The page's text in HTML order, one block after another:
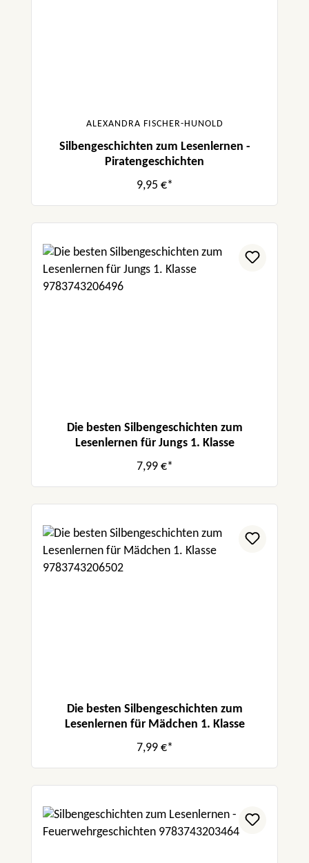
ALEXANDRA FISCHER-HUNOLD
Silbengeschichten zum Lesenlernen -
Piratengeschichten
9,95 €*
Die besten Silbengeschichten zum
Lesenlernen für Jungs 1. Klasse
7,99 €*
Die besten Silbengeschichten zum
Lesenlernen für Mädchen 1. Klasse
7,99 €*